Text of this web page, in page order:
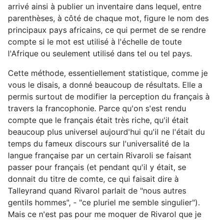
arrivé ainsi à publier un inventaire dans lequel, entre
parenthèses, à côté de chaque mot, figure le nom des
principaux pays africains, ce qui permet de se rendre
compte si le mot est utilisé à l'échelle de toute
l'Afrique ou seulement utilisé dans tel ou tel pays.
Cette méthode, essentiellement statistique, comme je
vous le disais, a donné beaucoup de résultats. Elle a
permis surtout de modifier la perception du français à
travers la francophonie. Parce qu'on s'est rendu
compte que le français était très riche, qu'il était
beaucoup plus universel aujourd'hui qu'il ne l'était du
temps du fameux discours sur l'universalité de la
langue française par un certain Rivaroli se faisant
passer pour français (et pendant qu'il y était, se
donnait du titre de comte, ce qui faisait dire à
Talleyrand quand Rivarol parlait de "nous autres
gentils hommes", - "ce pluriel me semble singulier").
Mais ce n'est pas pour me moquer de Rivarol que je